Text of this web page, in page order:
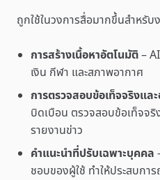
ถูกใช้ในวงการสื่อมากขึ้นสำหรับ
การสร้างเนื้อหาอัตโนมัติ–
เงิน กีฬา และสภาพอากาศ
การตรวจสอบข้อเท็จจริงแล
บิดเบือน ตรวจสอบข้อเท็จจริ
รายงานข่าว
คำแนะนำที่ปรับเฉพาะบุคคล
ชอบของผู้ใช้ ทำให้ประสบกา